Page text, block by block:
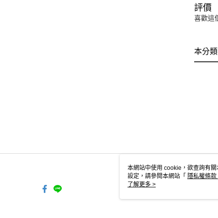
評價
喜歡這
本分
本網站中使用 cookie，欲查詢有
設定，請參閱本網站「 隱私權條款
使用 cookie。
了解更多 >